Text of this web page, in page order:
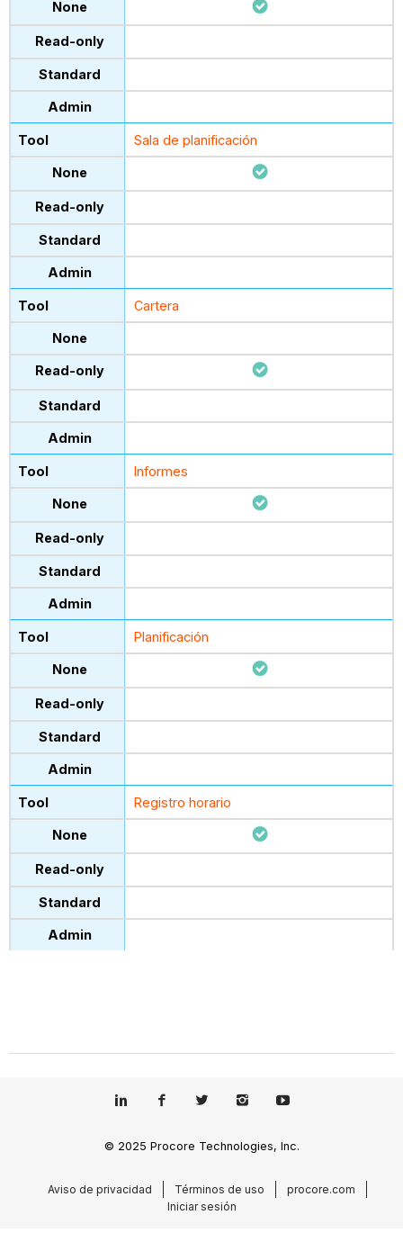
Sala de planificación
Cartera
Informes
Planificación
Registro horario
© 2025 Procore Technologies, Inc.
Aviso de privacidad Términos de uso
procore.com
Iniciar sesión